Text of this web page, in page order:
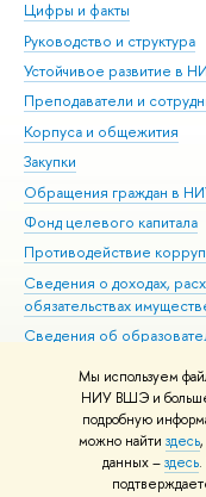
Мы используем
НИУ ВШЭ и
подробную
можно найти здесь,
данных –здесь
Цифры и факты
Руководство и структура
Устойчивое развитие в
Преподаватели и
Корпуса и общежития
Закупки
Обращения граждан в
Фонд целевого капитала
Противодействие
Сведения о доходах,
обязательствах
Сведения об
Людям с ограниченными
Единая платежная
Работа в Вышке